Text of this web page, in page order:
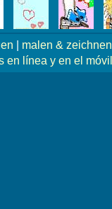
malen & zeichnen
en línea y en el móvil